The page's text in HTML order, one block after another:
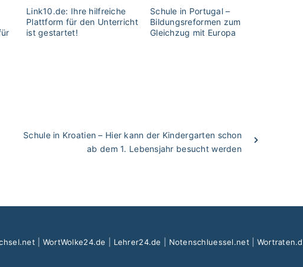
Link10.de: Ihre hilfreiche
Plattform für den Unterricht
ist gestartet!
Schule in Portugal –
Bildungsreformen zum
Gleichzug mit Europa
Schule in Kroatien – Hier kann der Kindergarten schon
ab dem 1. Lebensjahr besucht werden
WortWolke24.de Lehrer24.de Notenschluessel.net